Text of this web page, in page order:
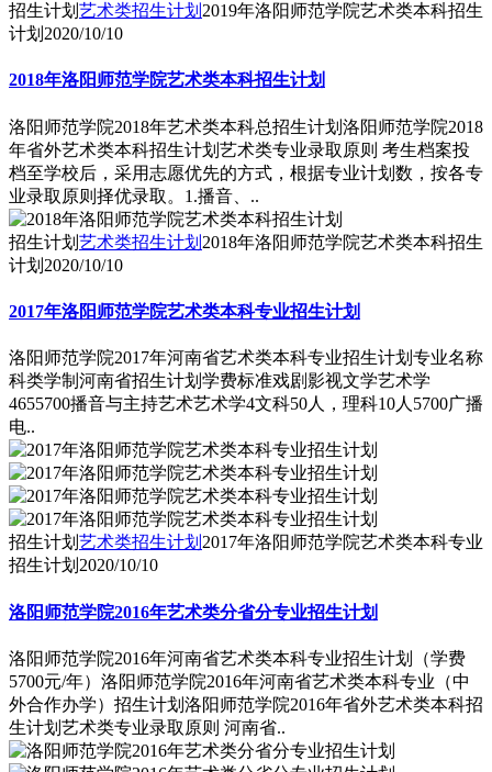
招生计划 艺术类招生计划 2019年洛阳师范学院艺术类本科招生
计划 2020/10/10
2018年洛阳师范学院艺术类本科招生计划
洛阳师范学院2018年艺术类本科总招生计划洛阳师范学院2018
年省外艺术类本科招生计划艺术类专业录取原则 考生档案投
档至学校后，采用志愿优先的方式，根据专业计划数，按各专
业录取原则择优录取。1.播音、..
招生计划 艺术类招生计划 2018年洛阳师范学院艺术类本科招生
计划 2020/10/10
2017年洛阳师范学院艺术类本科专业招生计划
洛阳师范学院2017年河南省艺术类本科专业招生计划专业名称
科类学制河南省招生计划学费标准戏剧影视文学艺术学
4655700播音与主持艺术艺术学4文科50人，理科10人5700广播
电..
招生计划 艺术类招生计划 2017年洛阳师范学院艺术类本科专业
招生计划 2020/10/10
洛阳师范学院2016年艺术类分省分专业招生计划
洛阳师范学院2016年河南省艺术类本科专业招生计划（学费
5700元/年）洛阳师范学院2016年河南省艺术类本科专业（中
外合作办学）招生计划洛阳师范学院2016年省外艺术类本科招
生计划艺术类专业录取原则 河南省..